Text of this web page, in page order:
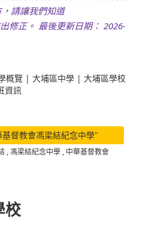
請讓我們知道
修正。 最後更新日期： 2026-
概覽 | 大埔區中學 | 大埔區學校
資訊
督教會馮梁結紀念中學"
,馮梁結紀念中學 , 中華基督教會
校